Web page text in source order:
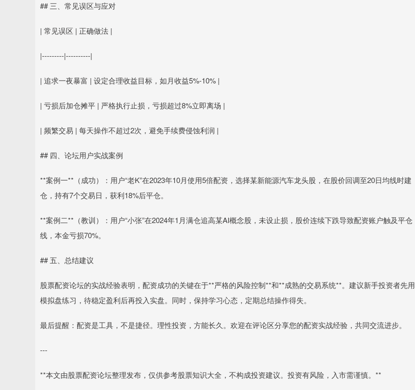
## 三、常见误区与应对
| 常见误区 | 正确做法 |
|---------|----------|
| 追求一夜暴富 | 设定合理收益目标，如月收益5%-10% |
| 亏损后加仓摊平 | 严格执行止损，亏损超过8%立即离场 |
| 频繁交易 | 每天操作不超过2次，避免手续费侵蚀利润 |
## 四、论坛用户实战案例
**案例一**（成功）：用户“老K”在2023年10月使用5倍配资，选择某新能源汽车龙头股，在股价回调至20日均线时建
仓，持有7个交易日，获利18%后平仓。
**案例二**（教训）：用户“小张”在2024年1月满仓追高某AI概念股，未设止损，股价连续下跌导致配资账户触及平仓
线，本金亏损70%。
## 五、总结建议
股票配资论坛的实战经验表明，配资成功的关键在于**严格的风险控制**和**成熟的交易系统**。建议新手投资者先用
模拟盘练习，待稳定盈利后再投入实盘。同时，保持学习心态，定期总结操作得失。
最后提醒：配资是工具，不是捷径。理性投资，方能长久。欢迎在评论区分享您的配资实战经验，共同交流进步。
---
**本文由股票配资论坛整理发布，仅供参考股票知识大全，不构成投资建议。投资有风险，入市需谨慎。**